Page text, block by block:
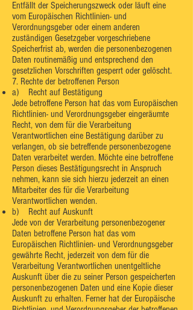
Entfällt der Speicherungszweck oder läuft eine
vom Europäischen Richtlinien- und
Verordnungsgeber oder einem anderen
zuständigen Gesetzgeber vorgeschriebene
Speicherfrist ab, werden die personenbezogenen
Daten routinemäßig und entsprechend den
gesetzlichen Vorschriften gesperrt oder gelöscht.
7. Rechte der betroffenen Person
a) Recht auf Bestätigung
Jede betroffene Person hat das vom Europäischen
Richtlinien- und Verordnungsgeber eingeräumte
Recht, von dem für die Verarbeitung
Verantwortlichen eine Bestätigung darüber zu
verlangen, ob sie betreffende personenbezogene
Daten verarbeitet werden. Möchte eine betroffene
Person dieses Bestätigungsrecht in Anspruch
nehmen, kann sie sich hierzu jederzeit an einen
Mitarbeiter des für die Verarbeitung
Verantwortlichen wenden.
b) Recht auf Auskunft
Jede von der Verarbeitung personenbezogener
Daten betroffene Person hat das vom
Europäischen Richtlinien- und Verordnungsgeber
gewährte Recht, jederzeit von dem für die
Verarbeitung Verantwortlichen unentgeltliche
Auskunft über die zu seiner Person gespeicherten
personenbezogenen Daten und eine Kopie dieser
Auskunft zu erhalten. Ferner hat der Europäische